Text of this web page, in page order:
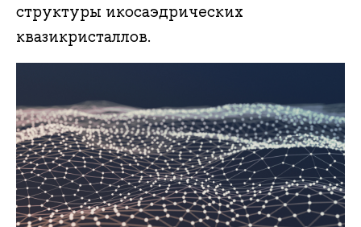
структуры икосаэдрических
квазикристаллов.